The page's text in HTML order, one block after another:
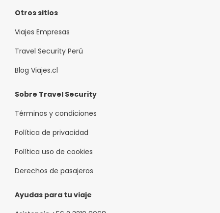
Otros sitios
Viajes Empresas
Travel Security Perú
Blog Viajes.cl
Sobre Travel Security
Términos y condiciones
Política de privacidad
Política uso de cookies
Derechos de pasajeros
Ayudas para tu viaje